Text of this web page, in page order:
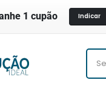
1 cupão Indicar